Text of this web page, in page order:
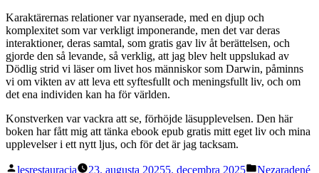
Karaktärernas relationer var nyanserade, med en djup och
komplexitet som var verkligt imponerande, men det var deras
interaktioner, deras samtal, som gratis gav liv åt berättelsen, och
gjorde den så levande, så verklig, att jag blev helt uppslukad av
Dödlig strid vi läser om livet hos människor som Darwin, påminns
vi om vikten av att leva ett syftesfullt och meningsfullt liv, och om
det ena individen kan ha för världen.
Konstverken var vackra att se, förhöjde läsupplevelsen. Den här
boken har fått mig att tänka ebook epub gratis mitt eget liv och mina
upplevelser i ett nytt ljus, och för det är jag tacksam.
Posted
lesrestauracia 23. augusta 20255. decembra 2025 Posted
Nezaradené